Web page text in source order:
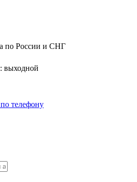
по России и СНГ
выходной
телефону